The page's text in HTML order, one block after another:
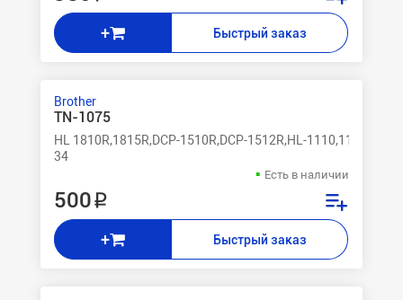
+ Быстрый заказ
Brother
TN-1075
HL 1810R,1815R,DCP-1510R,DCP-1512R,HL-1110,1112
34
Есть в наличии
500 ₽
+ Быстрый заказ